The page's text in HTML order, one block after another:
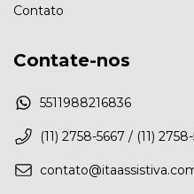
Contato
Contate-nos
5511988216836
(11) 2758-5667 / (11)